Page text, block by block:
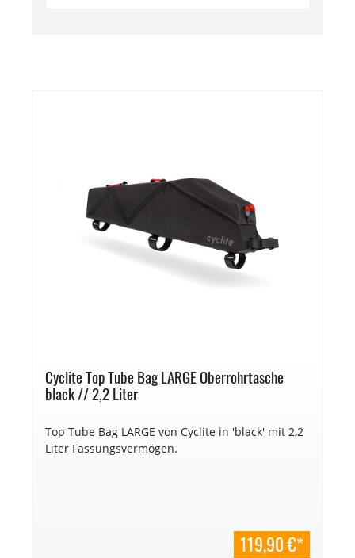
Cyclite Top Tube Bag LARGE Oberrohrtasche
black // 2,2 Liter
Top Tube Bag LARGE von Cyclite in 'black' mit 2,2
Liter Fassungsvermögen.
119,90 €*